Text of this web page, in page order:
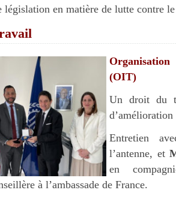
législation en matière de lutte contre
(OIT)
Un droit du
Entretien
l’antenne, et
en
à l’ambassade de France.